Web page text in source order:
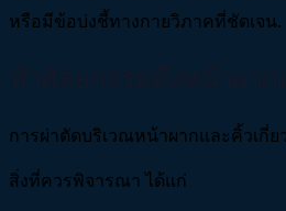
หรือมีข้อบ่งชี้ทางกายวิภาคที่ชัดเจน.
การผ่าตัดบริเวณหน้าผากและคิ้วเกี่
สิ่งที่ควรพิจารณา ได้แก่